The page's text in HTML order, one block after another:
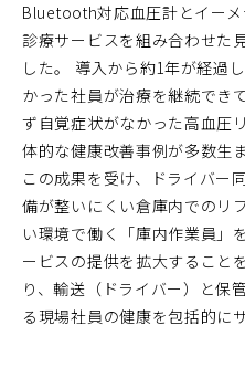
Bluetooth対応血圧計とイー
診療サービスを組み合わせた
した。 導入から約1年が経過
かった社員が治療を継続でき
ず自覚症状がなかった高血圧
体的な健康改善事例が多数生
この成果を受け、ドライバー
備が整いにくい倉庫内でのリ
い環境で働く「庫内作業員」
ービスの提供を拡大すること
り、輸送（ドライバー）と保
る現場社員の健康を包括的に